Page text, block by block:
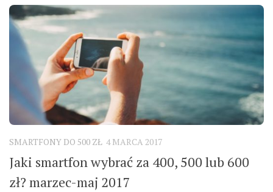
SMARTFONY DO 500 ZŁ 4 MARCA 2017
Jaki smartfon wybrać za 400, 500 lub 600
zł? marzec-maj 2017